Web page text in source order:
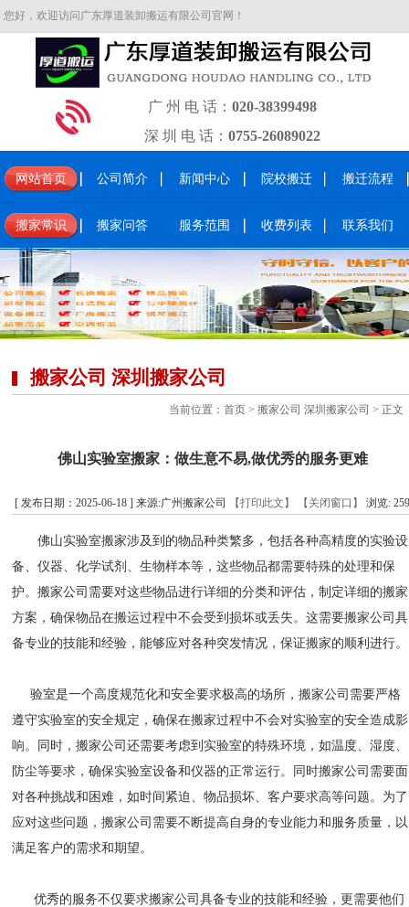
您好，欢迎访问广东厚道装卸搬运有限公司官网！
广 州 电 话： 020-38399498
深 圳 电 话： 0755-26089022
网站首页 公司简介 新闻中心 院校搬迁 搬迁流程
搬家常识 搬家问答 服务范围 收费列表 联系我们
搬家公司 深圳搬家公司
当前位置：首页 >搬家公司 深圳搬家公司 > 正文
佛山实验室搬家：做生意不易,做优秀的服务更难
[ 发布日期：2025-06-18 ] 来源:广州搬家公司 【打印此文】 【关闭窗口】 浏览:
佛山实验室搬家涉及到的物品种类繁多，包括各种高精度的实验设
备、仪器、化学试剂、生物样本等，这些物品都需要特殊的处理和保
护。搬家公司需要对这些物品进行详细的分类和评估，制定详细的搬家
方案，确保物品在搬运过程中不会受到损坏或丢失。这需要搬家公司具
备专业的技能和经验，能够应对各种突发情况，保证搬家的顺利进行。
验室是一个高度规范化和安全要求极高的场所，搬家公司需要严格
遵守实验室的安全规定，确保在搬家过程中不会对实验室的安全造成影
响。同时，搬家公司还需要考虑到实验室的特殊环境，如温度、湿度、
防尘等要求，确保实验室设备和仪器的正常运行。同时搬家公司需要面
对各种挑战和困难，如时间紧迫、物品损坏、客户要求高等问题。为了
应对这些问题，搬家公司需要不断提高自身的专业能力和服务质量，以
满足客户的需求和期望。
优秀的服务不仅要求搬家公司具备专业的技能和经验，更需要他们